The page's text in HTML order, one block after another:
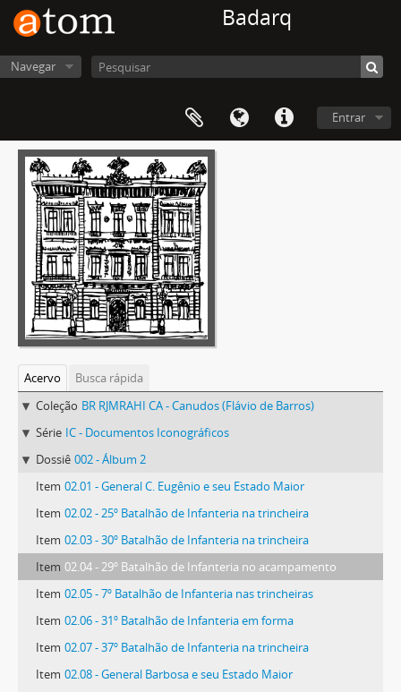
Badarq
Navegar
Entrar
Acervo
Busca rápida
Coleção BR RJMRAHI CA - Canudos (Flávio de Barros)
Série IC - Documentos Iconográficos
Dossiê 002 - Álbum 2
Item 02.01 - General C. Eugênio e seu Estado Maior
Item 02.02 - 25º Batalhão de Infanteria na trincheira
Item 02.03 - 30º Batalhão de Infanteria na trincheira
Item 02.04 - 29º Batalhão de Infanteria no acampamento
Item 02.05 - 7º Batalhão de Infanteria nas trincheiras
Item 02.06 - 31º Batalhão de Infanteria em forma
Item 02.07 - 37º Batalhão de Infanteria na trincheira
Item 02.08 - General Barbosa e seu Estado Maior